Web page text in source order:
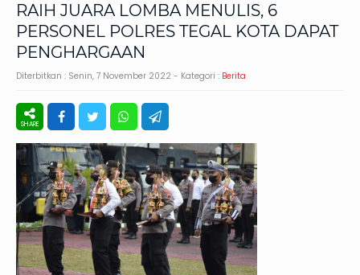
RAIH JUARA LOMBA MENULIS, 6
PERSONEL POLRES TEGAL KOTA DAPAT
PENGHARGAAN
Diterbitkan : Senin, 7 November 2022 - Kategori : Berita